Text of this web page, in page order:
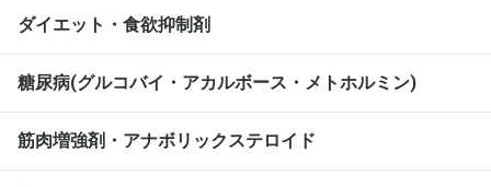
ダイエット・食欲抑制剤
糖尿病(グルコバイ・アカルボース・メトホルミン)
筋肉増強剤・アナボリックステロイド